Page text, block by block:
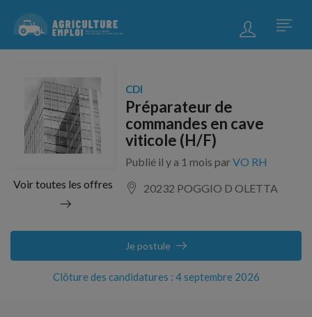
Voir toutes les offres
CDI
Préparateur de
commandes en cave
viticole (H/F)
Publié il y a 1 mois parVO RH
20232 POGGIO D OLETTA
Clôture des candidatures : 4 septembre 2026
Je postule